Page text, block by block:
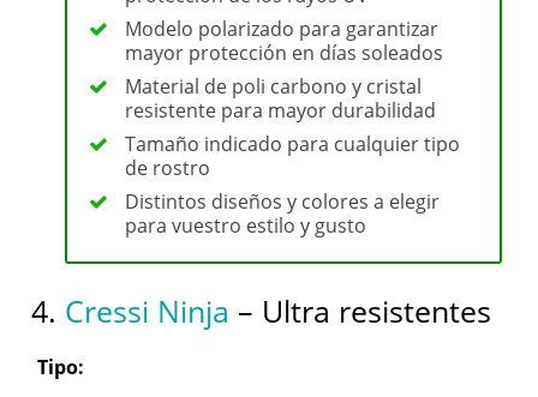
Modelo polarizado para garantizar
mayor protección en días soleados
Material de poli carbono y cristal
resistente para mayor durabilidad
Tamaño indicado para cualquier tipo
de rostro
Distintos diseños y colores a elegir
para vuestro estilo y gusto
4. Cressi Ninja – Ultra resistentes
Tipo: